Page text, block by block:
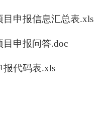
申报信息汇总表.xls
申报问答.doc
报代码表.xls